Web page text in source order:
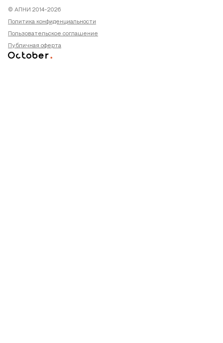
© АПНИ 2014-2026
Политика конфиденциальности
Пользовательское соглашение
Публичная оферта